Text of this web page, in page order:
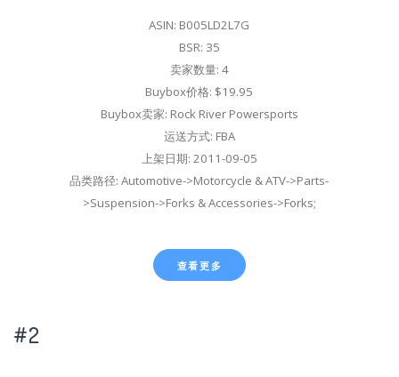
ASIN: B005LD2L7G
BSR: 35
卖家数量: 4
Buybox价格: $19.95
Buybox卖家: Rock River Powersports
运送方式: FBA
上架日期: 2011-09-05
品类路径: Automotive->Motorcycle & ATV->Parts-
>Suspension->Forks & Accessories->Forks;
查看更多
#2